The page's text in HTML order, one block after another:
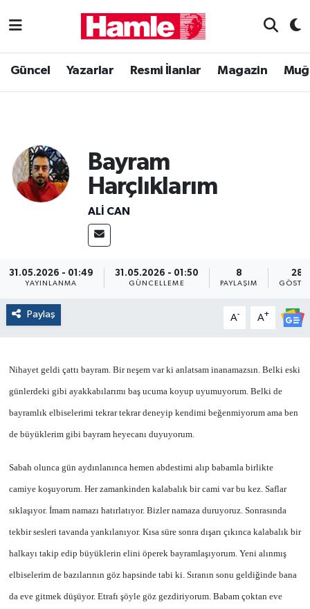
Güncel Yazarlar Resmi İlanlar Magazin
Bayram
Harçlıklarım
ALI CAN
31.05.2026 - 01:49
YAYINLANMA
31.05.2026 - 01:50
GÜNCELLEME
8
PAYLAŞIM
289
Paylaş A- A+
Nihayet geldi çattı bayram. Bir neşem var ki anlatsam inanamazsın. Belki eski
günlerdeki gibi ayakkabılarımı baş ucuma koyup uyumuyorum. Belki de
bayramlık elbiselerimi tekrar tekrar deneyip kendimi beğenmiyorum ama ben
de büyüklerim gibi bayram heyecanı duyuyorum.
Sabah olunca gün aydınlanınca hemen abdestimi alıp babamla birlikte
camiye koşuyorum. Her zamankinden kalabalık bir cami var bu kez. Saflar
sıklaşıyor. İmam namazı hatırlatıyor. Bizler namaza duruyoruz. Sonrasında
tekbir sesleri tavanda yankılanıyor. Kısa süre sonra dışarı çıkınca kalabalık bir
halkayı takip edip büyüklerin elini öperek bayramlaşıyorum. Yeni alınmış
elbiselerim de bazılarının göz hapsinde tabi ki. Sıranın sonu geldiğinde bana
da eve gitmek düşüyor. Etrafı şöyle göz gezdiriyorum. Babam çoktan eve
Güncel
Magazin
Muğla Haber
Muğla Nöbetçi Eczaneler
Muğla Trafik Yoğunluk Haritası
Süper Lig Puan Durumu ve Fikstür
Tüm Manşetler